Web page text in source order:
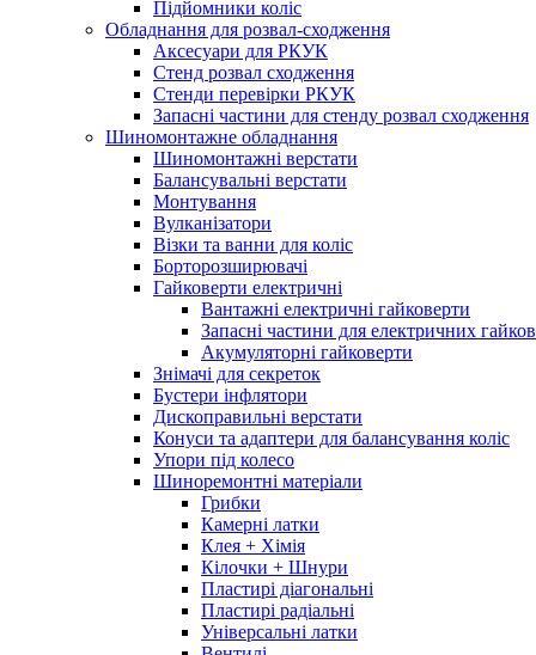
Підйомники коліс
Обладнання для розвал-сходження
Аксесуари для РКУК
Стенд розвал сходження
Стенди перевірки РКУК
Запасні частини для стенду розвал сходження
Шиномонтажне обладнання
Шиномонтажні верстати
Балансувальні верстати
Монтування
Вулканізатори
Візки та ванни для коліс
Борторозширювачі
Гайковерти електричні
Вантажні електричні гайковерти
Запасні частини для електричних
Акумуляторні гайковерти
Знімачі для секреток
Бустери інфлятори
Дископравильні верстати
Конуси та адаптери для балансування коліс
Упори під колесо
Шиноремонтні матеріали
Грибки
Камерні латки
Клея + Хімія
Кілочки + Шнури
Пластирі діагональні
Пластирі радіальні
Універсальні латки